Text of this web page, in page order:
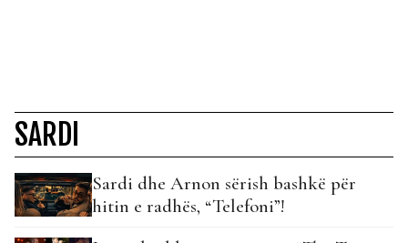
SARDI
Sardi dhe Arnon sërish bashkë për
hitin e radhës, “Telefoni”!